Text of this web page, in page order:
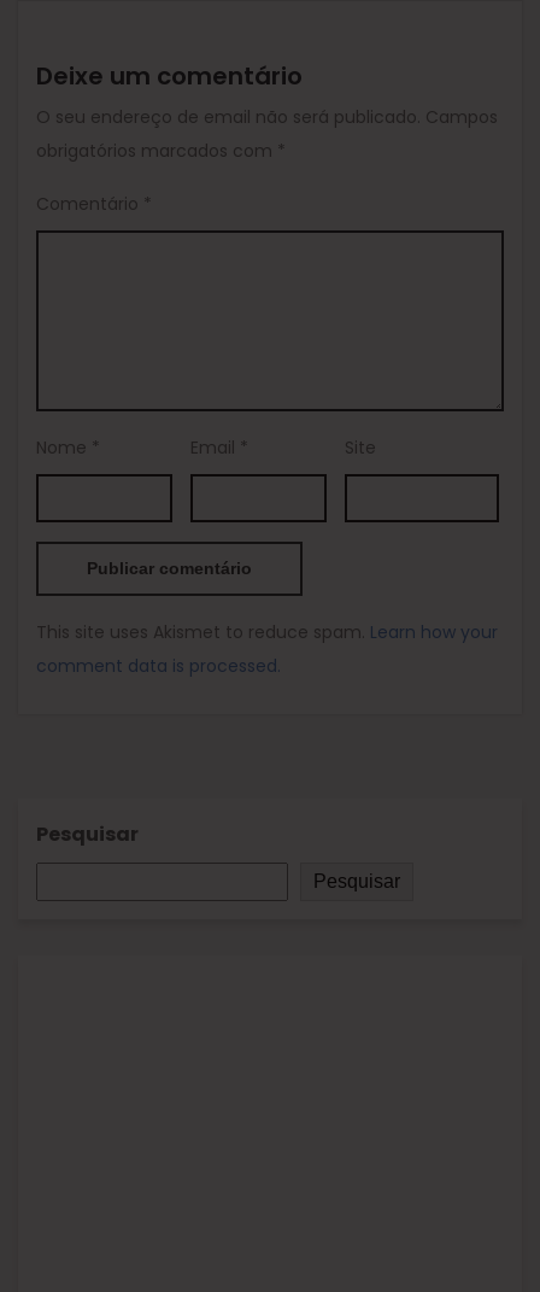
Deixe um comentário
O seu endereço de email não será publicado. Campos
obrigatórios marcados com *
Comentário *
Nome * Email * Site
This site uses Akismet to reduce spam. Learn how your
comment data is processed.
Pesquisar
Pesquisar